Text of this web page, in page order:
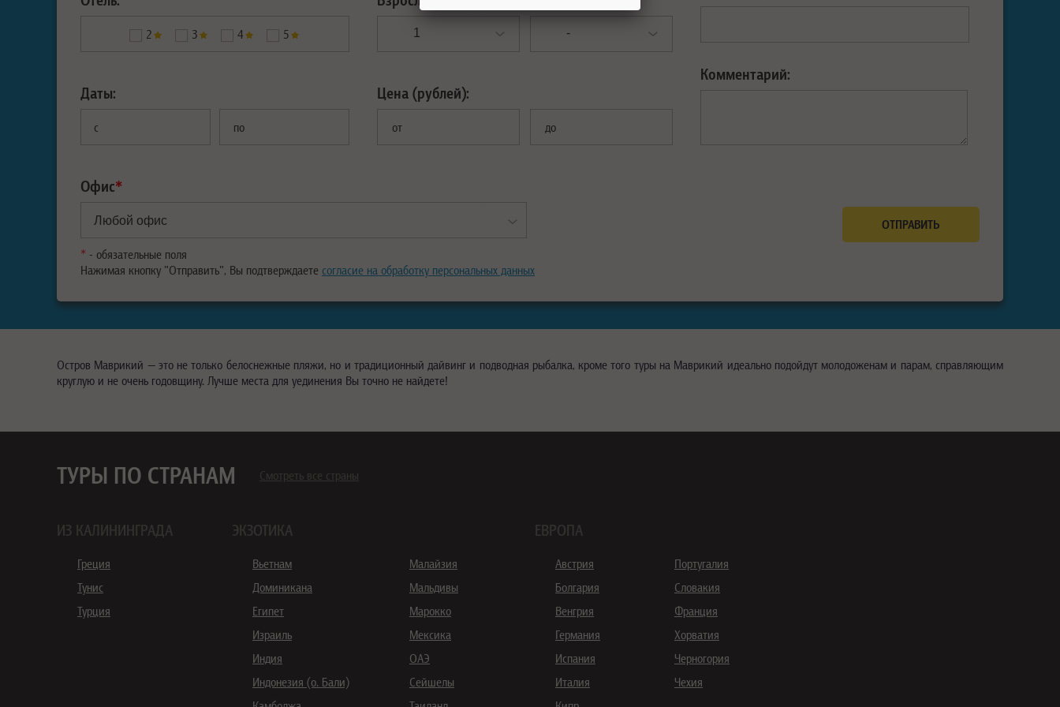
2 3 4 5
Даты:
с по
Цена (рублей):
от до
Комментарий:
Офис*
* - обязательные поля
Нажимая кнопку "Отправить", Вы подтверждаете согласие на обработку персональных данных
Остров Маврикий — это не только белоснежные пляжи, но и традиционный дайвинг и подводная рыбалка, кроме того туры на Маврикий идеально подойдут молодоженам и парам, справляющим
круглую и не очень годовщину. Лучше места для уединения Вы точно не найдете!
ТУРЫ ПО СТРАНАМ Смотреть все страны
ИЗ КАЛИНИНГРАДА
Греция
Тунис
Турция
ЭКЗОТИКА
Вьетнам
Доминикана
Египет
Израиль
Индия
Индонезия (о. Бали)
Малайзия
Мальдивы
Марокко
Мексика
ОАЭ
Сейшелы
ЕВРОПА
Австрия
Болгария
Венгрия
Германия
Испания
Италия
Португалия
Словакия
Франция
Хорватия
Черногория
Чехия